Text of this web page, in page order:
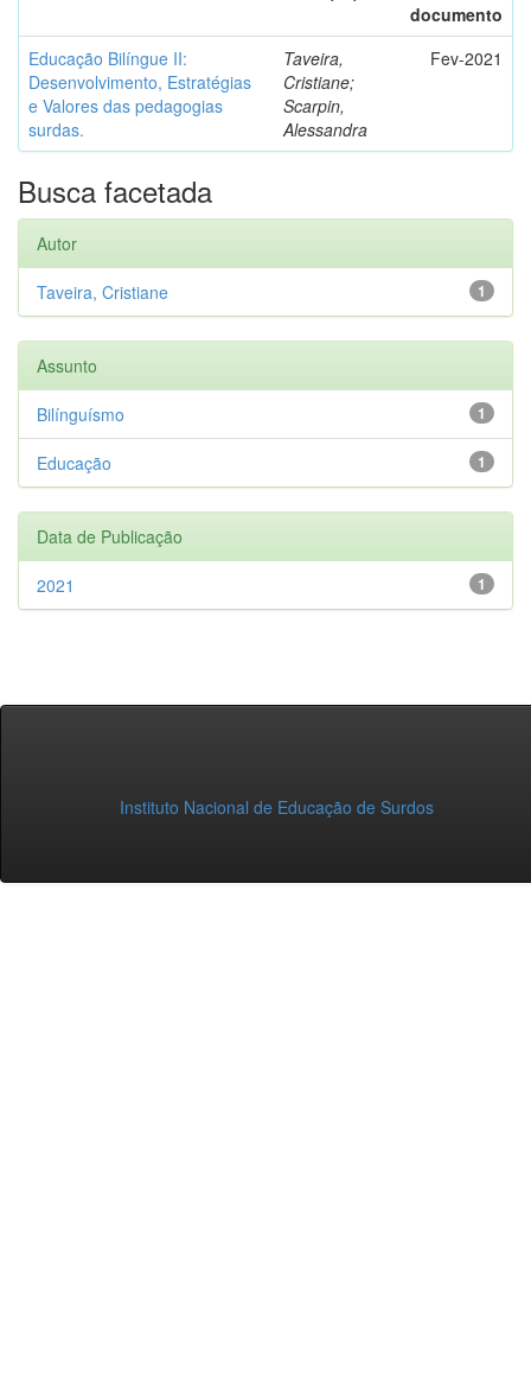
documento
Educação Bilíngue II:
Desenvolvimento, Estratégias
e Valores das pedagogias
surdas.
Taveira,
Cristiane;
Scarpin,
Alessandra
Fev-2021
Busca facetada
Autor
1
Taveira, Cristiane
Assunto
1
Bilínguísmo
1
Educação
Data de Publicação
1
2021
Instituto Nacional de Educação de Surdos